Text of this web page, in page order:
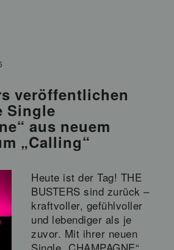
veröffentlichen
Single
aus neuem
„Calling“
Heute ist der Tag! THE
BUSTERS sind zurück –
kraftvoller, gefühlvoller
und lebendiger als je
zuvor. Mit ihrer neuen